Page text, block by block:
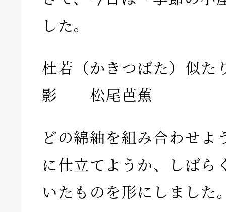
した。
杜若（かきつばた）似た
影 松尾芭蕉
どの綿紬を組み合わせよ
に仕立てようか、しばら
いたものを形にしました